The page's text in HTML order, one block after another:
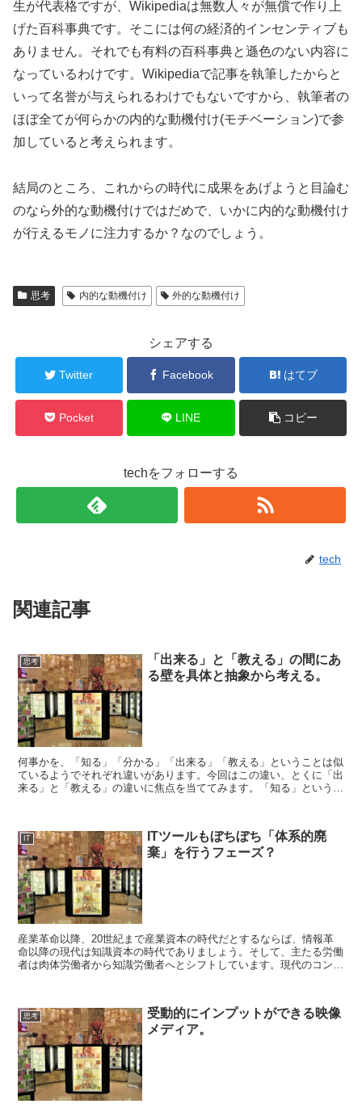
生が代表格ですが、Wikipediaは無数人々が無償で作り上
げた百科事典です。そこには何の経済的インセンティブも
ありません。それでも有料の百科事典と遜色のない内容に
なっているわけです。Wikipediaで記事を執筆したからと
いって名誉が与えられるわけでもないですから、執筆者の
ほぼ全てが何らかの内的な動機付け(モチベーション)で参
加していると考えられます。
結局のところ、これからの時代に成果をあげようと目論む
のなら外的な動機付けではだめで、いかに内的な動機付け
が行えるモノに注力するか？なのでしょう。
思考 内的な動機付け 外的な動機付け
シェアする
Twitter Facebook はてブ
Pocket LINE コピー
techをフォローする
tech
関連記事
思考
「出来る」と「教える」の間にあ
る壁を具体と抽象から考える。
何事かを、「知る」「分かる」「出来る」「教える」ということは似
ているようでそれぞれ違いがあります。今回はこの違い、とくに「出
来る」と「教える」の違いに焦点を当ててみます。「知る」というこ
IT
ITツールもぼちぼち「体系的廃
棄」を行うフェーズ？
産業革命以降、20世紀まで産業資本の時代だとするならば、情報革
命以降の現代は知識資本の時代でありましょう。そして、主たる労働
者は肉体労働者から知識労働者へとシフトしています。現代のコンピ
思考
受動的にインプットができる映像
メディア。